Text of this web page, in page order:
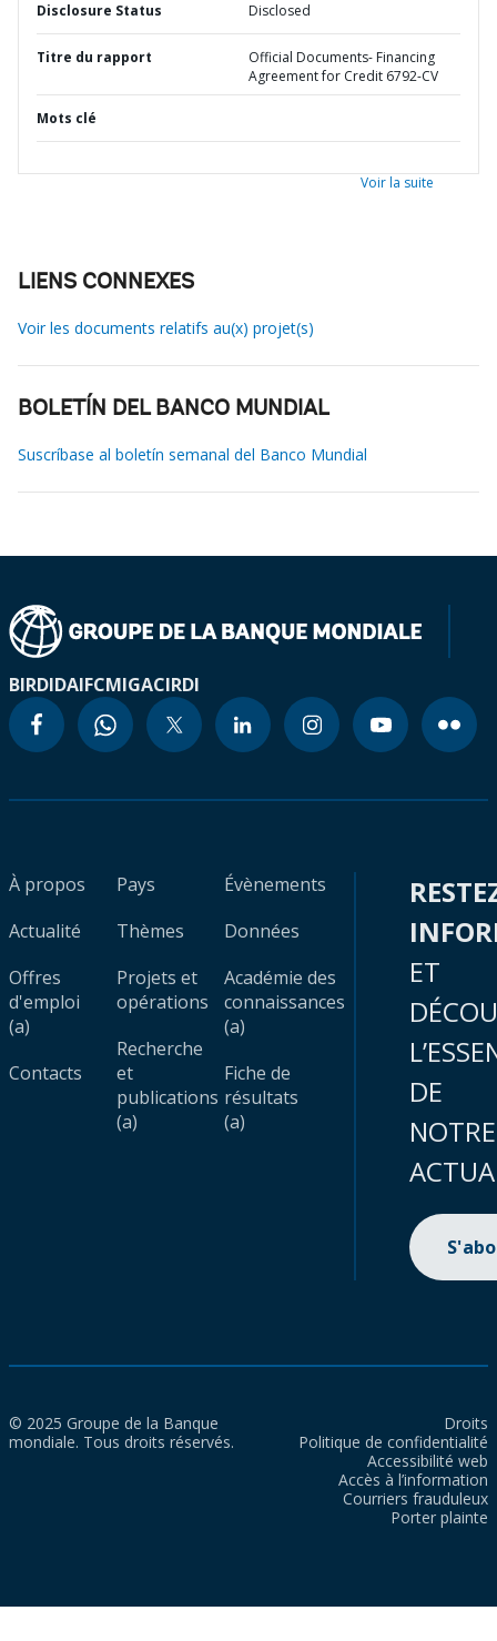
Disclosure Status Disclosed
Titre du rapport
Official Documents- Financing
Agreement for Credit 6792-CV
Mots clé
Voir la suite
LIENS CONNEXES
Voir les documents relatifs au(x) projet(s)
BOLETÍN DEL BANCO MUNDIAL
Suscríbase al boletín semanal del Banco Mundial
BIRDIDAIFCMIGACIRDI
À propos
Actualité
Offres
d'emploi
(a)
Contacts
Pays
Thèmes
Projets et
opérations
Recherche
et
publications
(a)
Évènements
Données
Académie des
connaissances
(a)
Fiche de
résultats
(a)
ET
DE
NOTRE
© 2025 Groupe de la Banque
mondiale. Tous droits réservés.
Droits
Politique de confidentialité
Accessibilité web
Accès à l’information
Courriers frauduleux
Porter plainte